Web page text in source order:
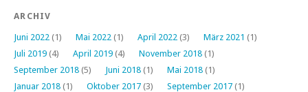
ARCHIV
Juni 2022 (1) Mai 2022 (1) April 2022 (3) März 2021 (1)
Juli 2019 (4) April 2019 (4) November 2018 (1)
September 2018 (5) Juni 2018 (1) Mai 2018 (1)
Januar 2018 (1) Oktober 2017 (3) September 2017 (1)